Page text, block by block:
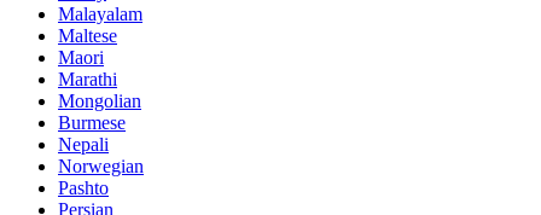
Malayalam
Maltese
Maori
Marathi
Mongolian
Burmese
Nepali
Norwegian
Pashto
Persian